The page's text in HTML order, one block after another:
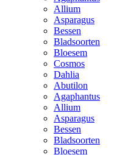
Allium
Asparagus
Bessen
Bladsoorten
Bloesem
Cosmos
Dahlia
Abutilon
Agaphantus
Allium
Asparagus
Bessen
Bladsoorten
Bloesem